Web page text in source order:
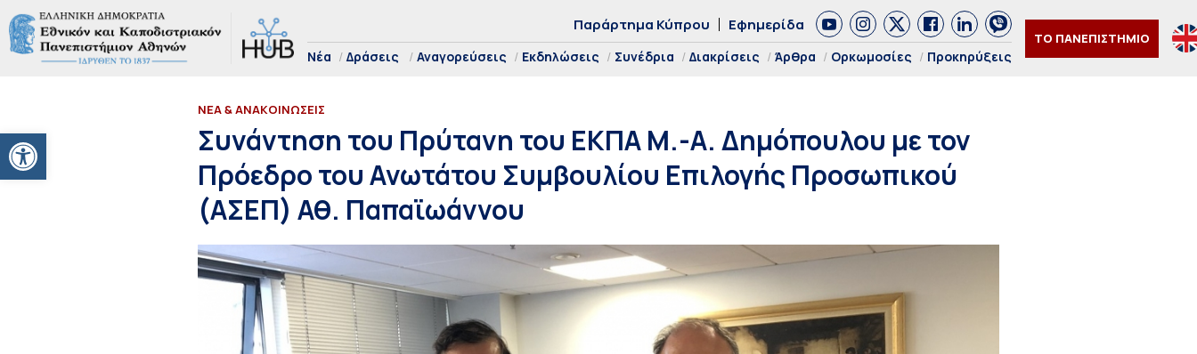
Ανοίξτε τη γραμμή εργαλείων
Παράρτημα Κύπρου Εφημερίδα
Νέα Δράσεις Αναγορεύσεις Εκδηλώσεις Συνέδρια Διακρίσεις Άρθρα Ορκωμοσίες Προκηρύξεις
ΤΟ ΠΑΝΕΠΙΣΤΗΜΙΟ
ΝΕΑ & ΑΝΑΚΟΙΝΩΣΕΙΣ
Συνάντηση του Πρύτανη του ΕΚΠΑ Μ.-Α. Δημόπουλου με τον
Πρόεδρο του Ανωτάτου Συμβουλίου Επιλογής Προσωπικού
(ΑΣΕΠ) Αθ. Παπαϊωάννου